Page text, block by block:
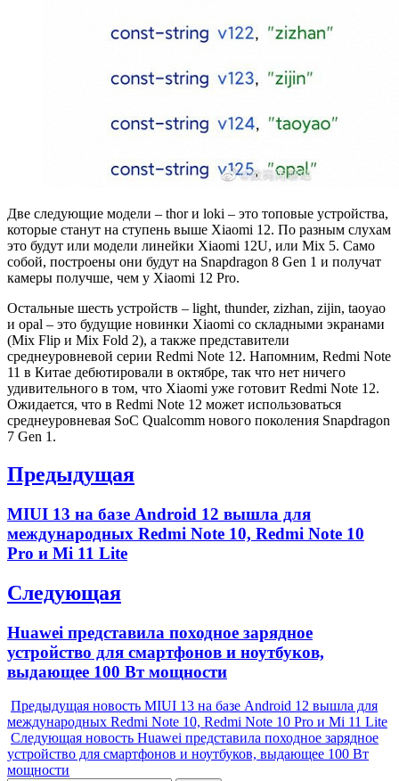
Две следующие модели – thor и loki – это топовые устройства,
которые станут на ступень выше Xiaomi 12. По разным слухам
это будут или модели линейки Xiaomi 12U, или Mix 5. Само
собой, построены они будут на Snapdragon 8 Gen 1 и получат
камеры получше, чем у Xiaomi 12 Pro.
Остальные шесть устройств – light, thunder, zizhan, zijin, taoyao
и opal – это будущие новинки Xiaomi со складными экранами
(Mix Flip и Mix Fold 2), а также представители
среднеуровневой серии Redmi Note 12. Напомним, Redmi Note
11 в Китае дебютировали в октябре, так что нет ничего
удивительного в том, что Xiaomi уже готовит Redmi Note 12.
Ожидается, что в Redmi Note 12 может использоваться
среднеуровневая SoC Qualcomm нового поколения Snapdragon
7 Gen 1.
Навигация
записям
Предыдущая
Previous
MIUI 13 на базе Android 12 вышла для
международных Redmi Note 10, Redmi Note 10
Pro и Mi 11 Lite
Следующая
Next
Huawei представила походное зарядное
устройство для смартфонов и ноутбуков,
выдающее 100 Вт мощности
Предыдущая новость MIUI 13 на базе Android 12 вышла для
международных Redmi Note 10, Redmi Note 10 Pro и Mi 11 Lite
Следующая новость Huawei представила походное зарядное
устройство для смартфонов и ноутбуков, выдающее 100 Вт
мощности